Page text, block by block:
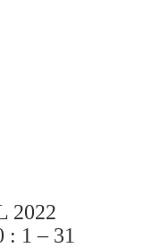
2022
: 1 – 31